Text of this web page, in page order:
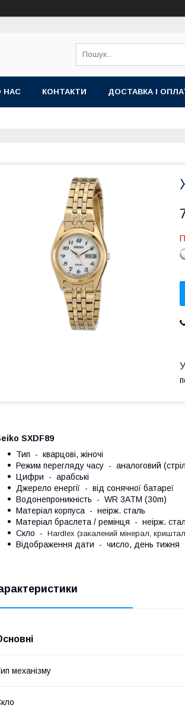
НАС КОНТАКТИ ДОСТАВКА І
SXDF89
Тип - кварцові, жіночі
Режим перегляду часу - аналоговий
Цифри - арабські
Джерело енергії - від сонячної батареї
Водонепроникність - WR 3ATM (30m)
Матеріал корпуса - неірж. сталь
Матеріал браслета / ремінця - неірж.
Скло - Hardlex (закалений мінерал,
Відображення дати - число, день тижня
механізму